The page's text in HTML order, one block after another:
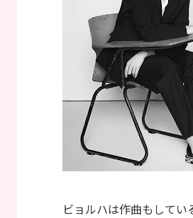
ビョルハは作曲もして